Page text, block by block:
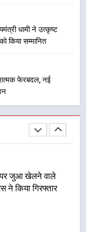
धामी ने उत्कृष्ट
किया सम्मानित
फेरबदल, नई
कॉरिडोर से जुड़ी
सुनिश्चित करने के
से कोई समझौता
ट्रॉफी का मंच,
स्तर तक होगा
पर जुआ खेलने वाले
ने किया गिरफ्तार